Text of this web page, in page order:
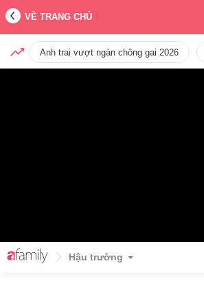
VỀ TRANG CHỦ
Anh trai vượt ngàn chông gai 2026
Hậu trường